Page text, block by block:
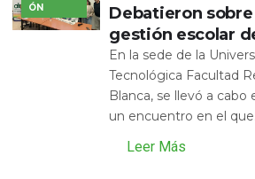
ÓN
Debatieron
gestión escolar
En la sede de la
Tecnológica Facultad
Blanca, se llevó a cabo
un encuentro en el
Leer Más